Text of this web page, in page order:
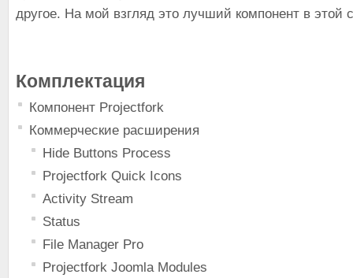
другое. На мой взгляд это лучший компонент в этой
Комплектация
Компонент Projectfork
Коммерческие расширения
Hide Buttons Process
Projectfork Quick Icons
Activity Stream
Status
File Manager Pro
Projectfork Joomla Modules